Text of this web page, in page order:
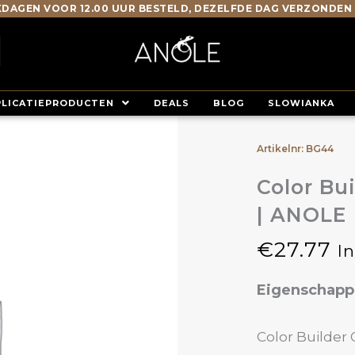
VOOR 12.00 UUR BESTELD, DEZELFDE DAG VERZONDEN
DEALS BLOG SLOWIANKA
Artikelnr: BG44
Color
| ANOLE
€27.77
Color Builder